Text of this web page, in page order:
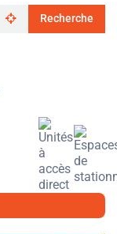
Recherche